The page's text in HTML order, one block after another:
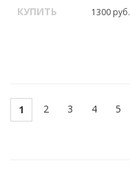
КУПИТЬ 1300 руб.
1 2 3 4 5